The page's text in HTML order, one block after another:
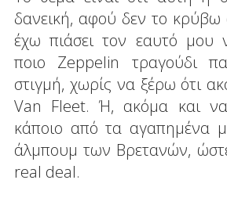
δανεική, αφού δεν το κρύβω
έχω πιάσει τον εαυτό μου
ποιο Zeppelin τραγούδι
στιγμή, χωρίς να ξέρω ότι
Van Fleet. Ή, ακόμα και
κάποιο από τα αγαπημένα
άλμπουμ των Βρετανών,
real deal.